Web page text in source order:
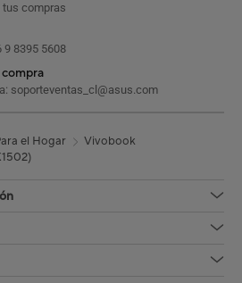
tus compras
9 8395 5608
soporteventas_cl@asus.com
el Hogar
Vivobook